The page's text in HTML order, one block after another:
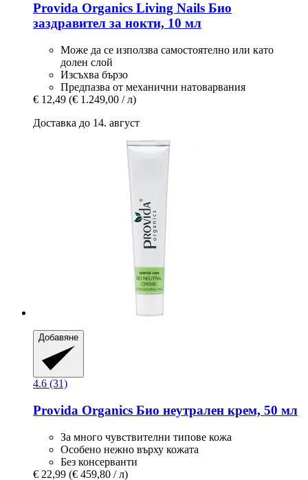
Provida Organics Living Nails Био
заздравител за нокти, 10 мл
Може да се използва самостоятелно или като
долен слой
Изсъхва бързо
Предпазва от механични натоварвания
€ 12,49 (€ 1.249,00 / л)
Доставка до 14. август
Добавяне
4.6 (31)
Provida Organics Био неутрален крем, 50 мл
За много чувствителни типове кожа
Особено нежно върху кожата
Без консерванти
€ 22,99 (€ 459,80 / л)